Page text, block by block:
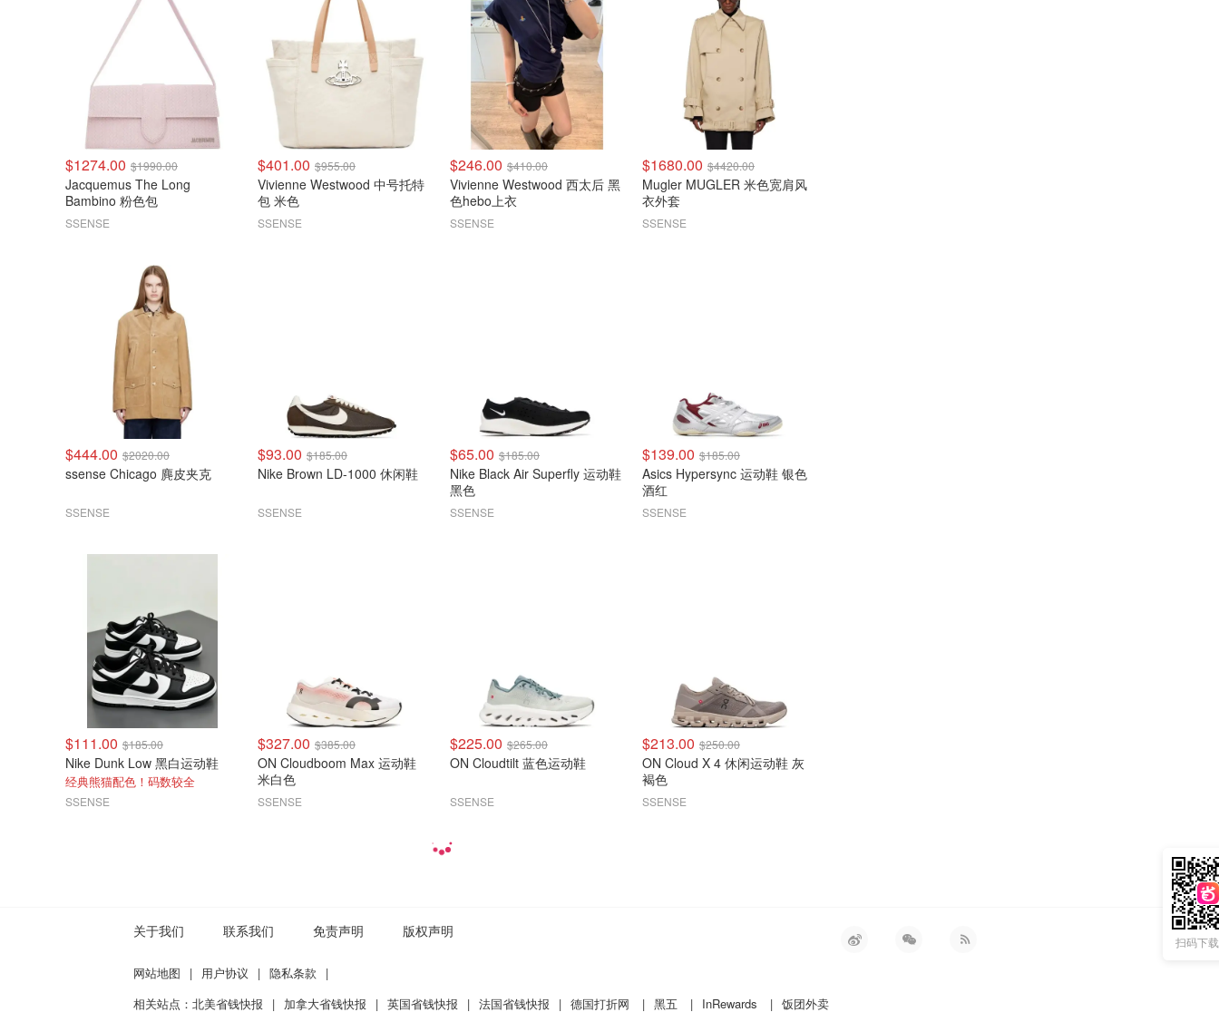
$1274.00 $1990.00
Jacquemus The Long
Bambino 粉色包
SSENSE
$401.00 $955.00
Vivienne Westwood 中号托特
包 米色
SSENSE
$246.00 $410.00
Vivienne Westwood 西太后 黑
色hebo上衣
SSENSE
$1680.00 $4420.00
Mugler MUGLER 米色宽肩风
衣外套
SSENSE
$444.00 $2020.00
ssense Chicago 麂皮夹克
SSENSE
$93.00 $185.00
Nike Brown LD-1000 休闲鞋
SSENSE
$65.00 $185.00
Nike Black Air Superfly 运动鞋
黑色
SSENSE
$139.00 $185.00
Asics Hypersync 运动鞋 银色
酒红
SSENSE
$111.00 $185.00
Nike Dunk Low 黑白运动鞋
经典熊猫配色！码数较全
SSENSE
$327.00 $385.00
ON Cloudboom Max 运动鞋
米白色
SSENSE
$225.00 $265.00
ON Cloudtilt 蓝色运动鞋
SSENSE
$213.00 $250.00
ON Cloud X 4 休闲运动鞋 灰
褐色
SSENSE
扫码下
关于我们 联系我们 免责声明 版权声明
网站地图 | 用户协议 | 隐私条款
|
相关站点： 北美省钱快报 | 加拿大省钱快报 | 英国省钱快报 | 法国省钱快报 | 德国打折网 | 黑五 | InRewards | 饭团外卖